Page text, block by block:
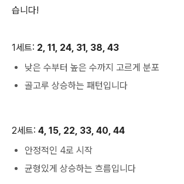
습니다!
1세트: 2, 11, 24, 31, 38, 43
낮은 수부터 높은 수까지 고르게 분포
골고루 상승하는 패턴입니다
2세트: 4, 15, 22, 33, 40, 44
안정적인 4로 시작
균형있게 상승하는 흐름입니다